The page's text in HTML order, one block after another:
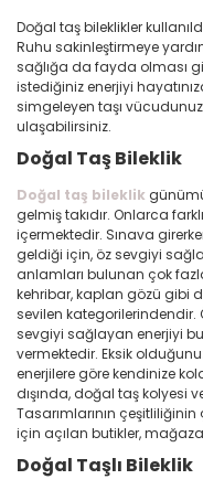
Doğal taş bileklikler
Ruhu sakinleştirmeye
sağlığa da fayda olması
istediğiniz enerjiyi
simgeleyen taşı
ulaşabilirsiniz.
Doğal Taş Bileklik
Doğal taş bileklik
gelmiş takıdır. Onlarca
içermektedir. Sınava
geldiği için, öz sevgiyi
anlamları bulunan çok
kehribar, kaplan gözü gibi
sevilen kategorilerindendir.
sevgiyi sağlayan enerjiyi
vermektedir. Eksik
enerjilere göre kendinize
dışında, doğal taş kolyesi
Tasarımlarının
için açılan butikler,
Doğal Taşlı Bileklik